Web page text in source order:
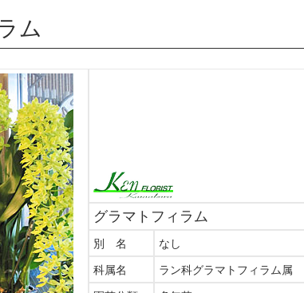
ム
グラマトフィラム
別 名
なし
科属名
ラン科グラマトフィラム属